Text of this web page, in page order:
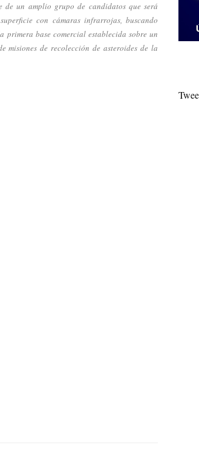
un amplio grupo de candidatos que será
con cámaras infrarrojas, buscando
primera base comercial establecida sobre un
de recolección de asteroides de la